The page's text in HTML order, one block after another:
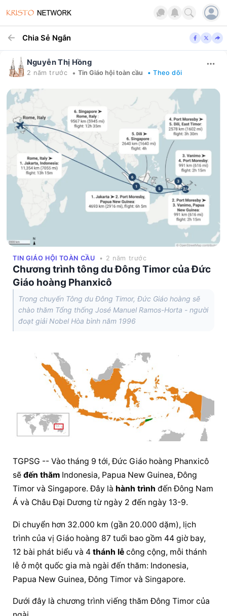
Chia Sẻ Ngắn
Nguyễn Thị Hồng
2 năm trước • Tin Giáo hội toàn cầu • Theo dõi
TIN GIÁO HỘI TOÀN CẦU • 2 năm trước
Chương trình tông du Đông Timor của Đức
Giáo hoàng Phanxicô
Trong chuyến Tông du Đông Timor, Đức Giáo hoàng sẽ
chào thăm Tổng thống José Manuel Ramos-Horta - người
đoạt giải Nobel Hòa bình năm 1996
TGPSG -- Vào tháng 9 tới, Đức Giáo hoàng Phanxicô
sẽ đến thăm Indonesia, Papua New Guinea, Đông
Timor và Singapore. Đây là hành trình đến Đông Nam
Á và Châu Đại Dương từ ngày 2 đến ngày 13-9.
Di chuyển hơn 32.000 km (gần 20.000 dặm), lịch
trình của vị Giáo hoàng 87 tuổi bao gồm 44 giờ bay,
12 bài phát biểu và 4 thánh lễ công cộng, mỗi thánh
lễ ở một quốc gia mà ngài đến thăm: Indonesia,
Papua New Guinea, Đông Timor và Singapore.
Dưới đây là chương trình viếng thăm Đông Timor của